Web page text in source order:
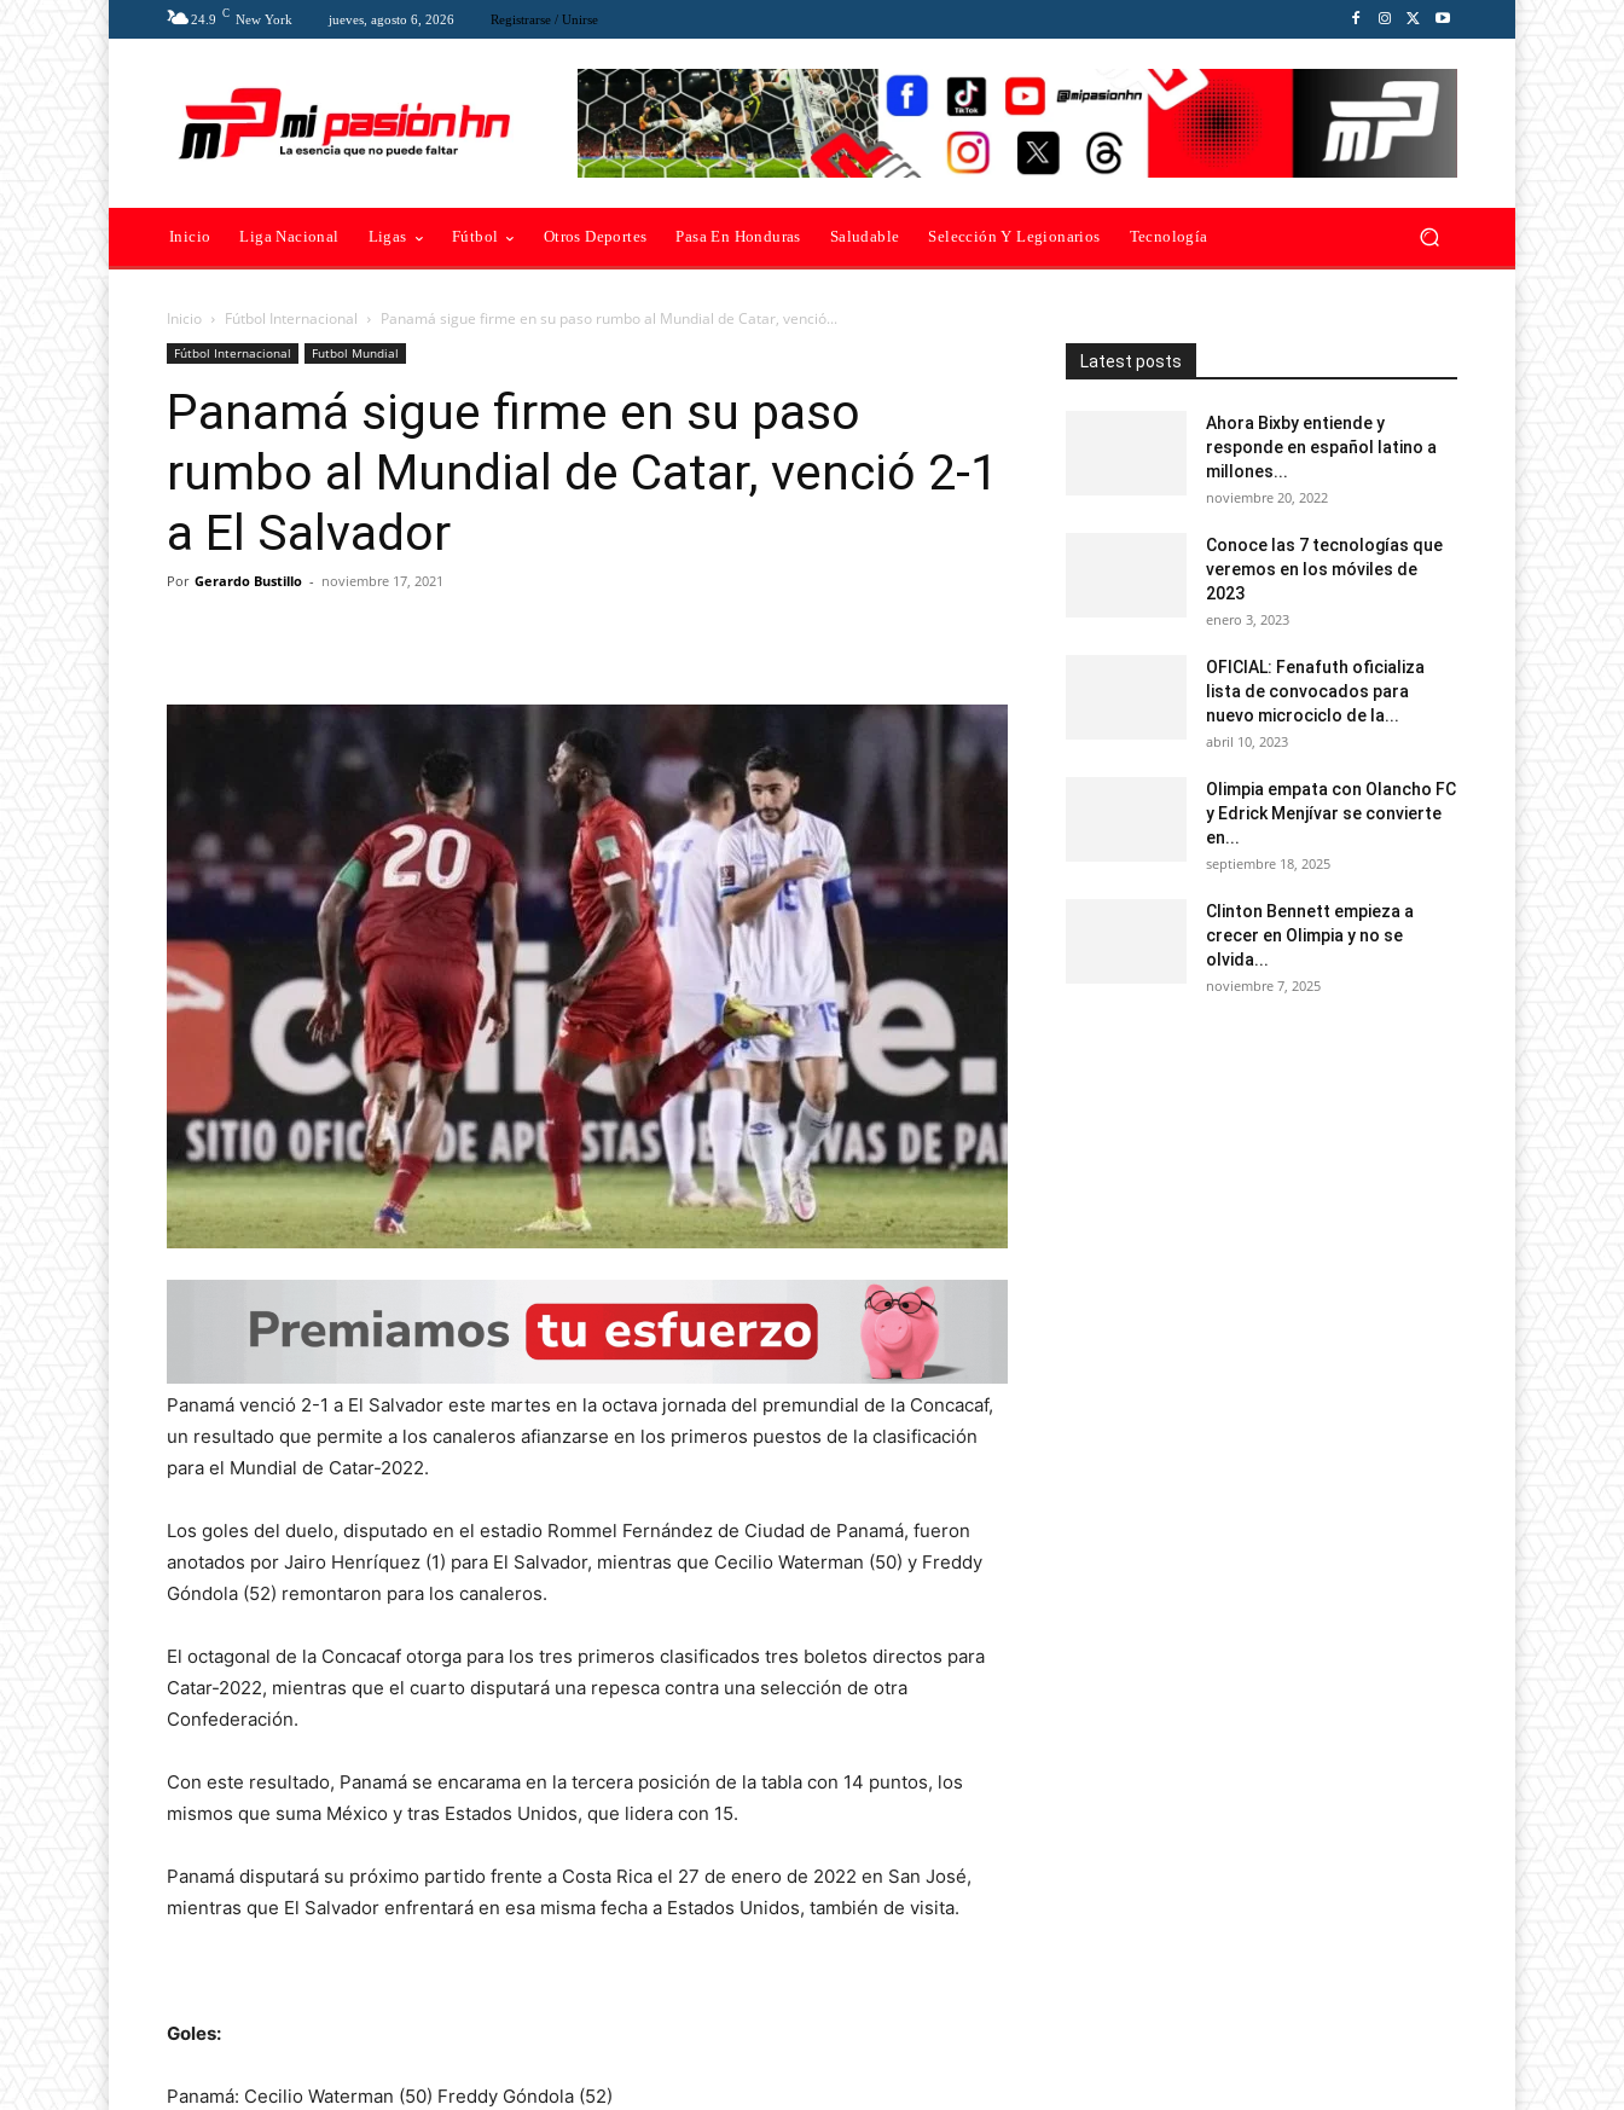
24.9 C New York jueves, agosto 6, 2026 Registrarse / Unirse
Inicio Liga Nacional Ligas Fútbol Otros Deportes Pasa En Honduras Saludable Selección Y Legionarios Tecnología
Inicio Fútbol Internacional Panamá sigue firme en su paso rumbo al Mundial de Catar, venció...
Fútbol Internacional Futbol Mundial
Panamá sigue firme en su paso
rumbo al Mundial de Catar, venció 2-1
a El Salvador
Por Gerardo Bustillo - noviembre 17, 2021
Panamá venció 2-1 a El Salvador este martes en la octava jornada del premundial de la Concacaf,
un resultado que permite a los canaleros afianzarse en los primeros puestos de la clasificación
para el Mundial de Catar-2022.
Los goles del duelo, disputado en el estadio Rommel Fernández de Ciudad de Panamá, fueron
anotados por Jairo Henríquez (1) para El Salvador, mientras que Cecilio Waterman (50) y Freddy
Góndola (52) remontaron para los canaleros.
El octagonal de la Concacaf otorga para los tres primeros clasificados tres boletos directos para
Catar-2022, mientras que el cuarto disputará una repesca contra una selección de otra
Confederación.
Con este resultado, Panamá se encarama en la tercera posición de la tabla con 14 puntos, los
mismos que suma México y tras Estados Unidos, que lidera con 15.
Panamá disputará su próximo partido frente a Costa Rica el 27 de enero de 2022 en San José,
mientras que El Salvador enfrentará en esa misma fecha a Estados Unidos, también de visita.
Goles:
Panamá: Cecilio Waterman (50) Freddy Góndola (52)
Latest posts
Ahora Bixby entiende y
responde en español latino a
millones...
noviembre 20, 2022
Conoce las 7 tecnologías que
veremos en los móviles de
2023
enero 3, 2023
OFICIAL: Fenafuth oficializa
lista de convocados para
nuevo microciclo de la...
abril 10, 2023
Olimpia empata con Olancho FC
y Edrick Menjívar se convierte
en...
septiembre 18, 2025
Clinton Bennett empieza a
crecer en Olimpia y no se
olvida...
noviembre 7, 2025